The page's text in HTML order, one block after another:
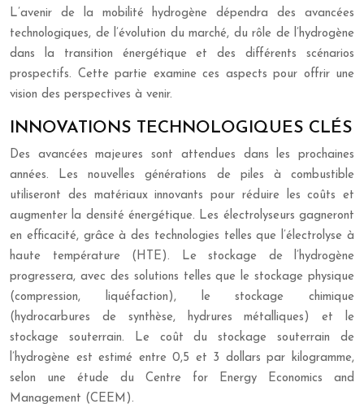
L’avenir de la mobilité hydrogène dépendra des avancées
technologiques, de l’évolution du marché, du rôle de l’hydrogène
dans la transition énergétique et des différents scénarios
prospectifs. Cette partie examine ces aspects pour offrir une
vision des perspectives à venir.
INNOVATIONS TECHNOLOGIQUES CLÉS
Des avancées majeures sont attendues dans les prochaines
années. Les nouvelles générations de piles à combustible
utiliseront des matériaux innovants pour réduire les coûts et
augmenter la densité énergétique. Les électrolyseurs gagneront
en efficacité, grâce à des technologies telles que l’électrolyse à
haute température (HTE). Le stockage de l’hydrogène
progressera, avec des solutions telles que le stockage physique
(compression, liquéfaction), le stockage chimique
(hydrocarbures de synthèse, hydrures métalliques) et le
stockage souterrain. Le coût du stockage souterrain de
l’hydrogène est estimé entre 0,5 et 3 dollars par kilogramme,
selon une étude du Centre for Energy Economics and
Management (CEEM).